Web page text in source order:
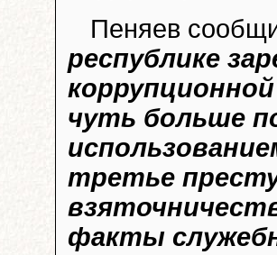
Пеняев
республике
чуть больше
третье
факты